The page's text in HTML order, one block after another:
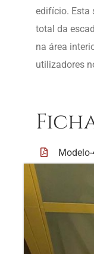
edifício. Esta
total da
na área
utilizadores